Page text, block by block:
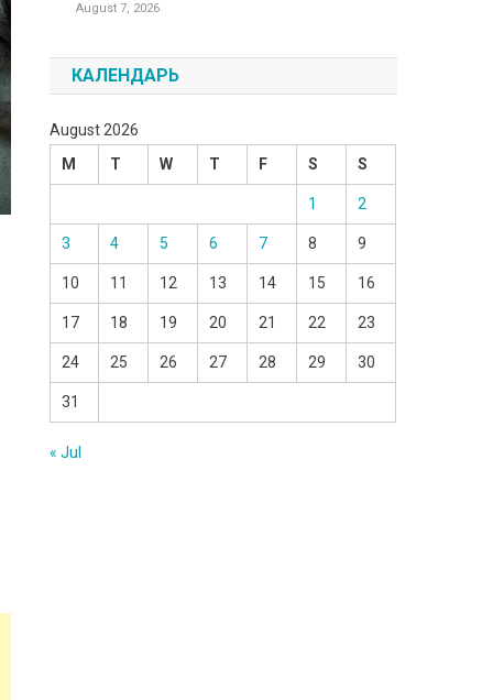
August 7, 2026
КАЛЕНДАРЬ
August 2026
M
T W T F S S
1 2
3 4 5 6 7 8 9
10 11 12 13 14 15 16
17 18 19 20 21 22 23
24 25 26 27 28 29 30
31
« Jul